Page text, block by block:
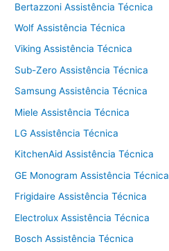
Bertazzoni Assistência Técnica
Wolf Assistência Técnica
Viking Assistência Técnica
Sub-Zero Assistência Técnica
Samsung Assistência Técnica
Miele Assistência Técnica
LG Assistência Técnica
KitchenAid Assistência Técnica
GE Monogram Assistência Técnica
Frigidaire Assistência Técnica
Electrolux Assistência Técnica
Bosch Assistência Técnica